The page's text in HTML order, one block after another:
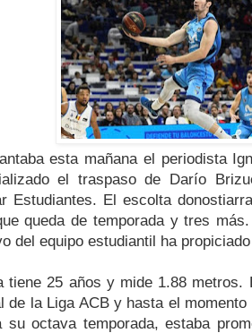
esta mañana el periodista
el traspaso de Darío
Estudiantes. El escolta
queda de temporada y tres
del equipo estudiantil ha
tiene 25 años y mide 1.88
de la Liga ACB y hasta el
su octava temporada, estaba